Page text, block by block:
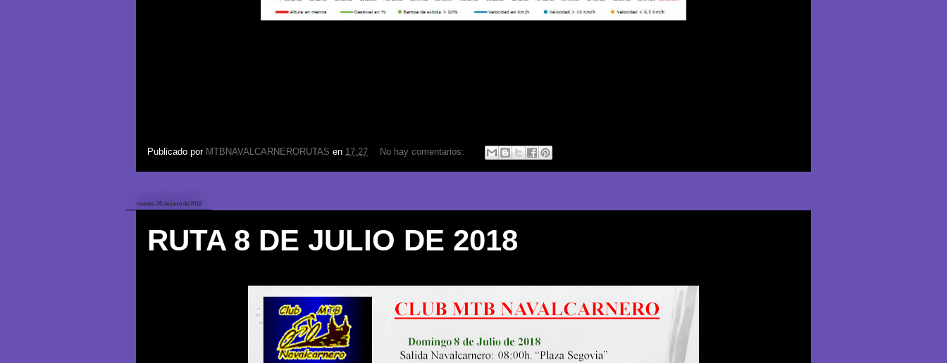
Publicado por MTBNAVALCARNERORUTAS en 17:27 No hay comentarios:
martes, 26 de junio de 2018
RUTA 8 DE JULIO DE 2018